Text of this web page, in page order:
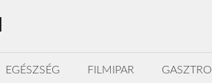
EGÉSZSÉG FILMIPAR GASZTRO